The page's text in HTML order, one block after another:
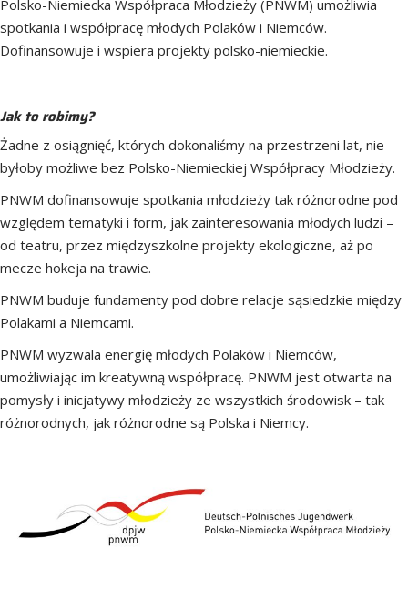
Polsko-Niemiecka Współpraca Młodzieży (PNWM) umożliwia
spotkania i współpracę młodych Polaków i Niemców.
Dofinansowuje i wspiera projekty polsko-niemieckie.
Jak to robimy?
Żadne z osiągnięć, których dokonaliśmy na przestrzeni lat, nie
byłoby możliwe bez Polsko-Niemieckiej Współpracy Młodzieży.
PNWM dofinansowuje spotkania młodzieży tak różnorodne pod
względem tematyki i form, jak zainteresowania młodych ludzi –
od teatru, przez międzyszkolne projekty ekologiczne, aż po
mecze hokeja na trawie.
PNWM buduje fundamenty pod dobre relacje sąsiedzkie między
Polakami a Niemcami.
PNWM wyzwala energię młodych Polaków i Niemców,
umożliwiając im kreatywną współpracę. PNWM jest otwarta na
pomysły i inicjatywy młodzieży ze wszystkich środowisk – tak
różnorodnych, jak różnorodne są Polska i Niemcy.